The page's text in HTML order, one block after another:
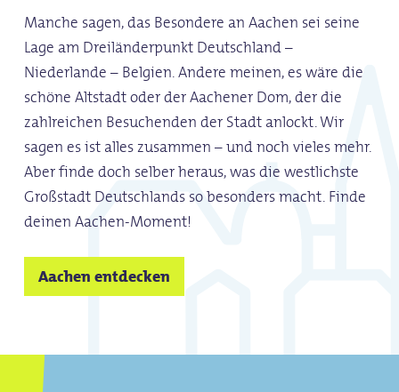
Manche sagen, das Besondere an Aachen sei seine
Lage am Dreiländerpunkt Deutschland –
Niederlande – Belgien. Andere meinen, es wäre die
schöne Altstadt oder der Aachener Dom, der die
zahlreichen Besuchenden der Stadt anlockt. Wir
sagen es ist alles zusammen – und noch vieles mehr.
Aber finde doch selber heraus, was die westlichste
Großstadt Deutschlands so besonders macht. Finde
deinen Aachen-Moment!
Aachen entdecken